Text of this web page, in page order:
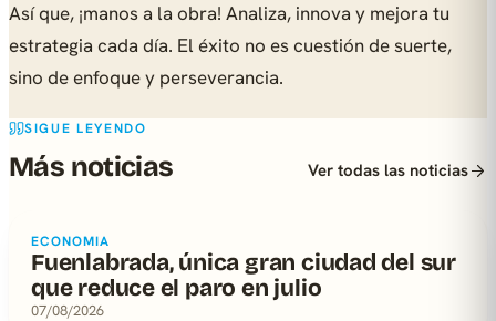
Así que, ¡manos a la obra! Analiza, innova y mejora tu
estrategia cada día. El éxito no es cuestión de suerte,
sino de enfoque y perseverancia.
SIGUE LEYENDO
Más noticias Ver todas las noticias
ECONOMIA
Fuenlabrada, única gran ciudad del sur
que reduce el paro en julio
07/08/2026